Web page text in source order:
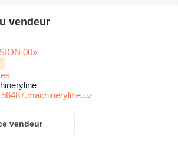
vendeur
00»
vendeur